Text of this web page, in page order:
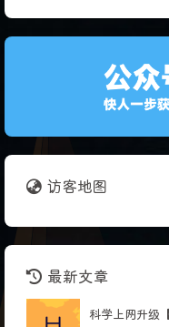
访客地图
最新文章
科学上网升级